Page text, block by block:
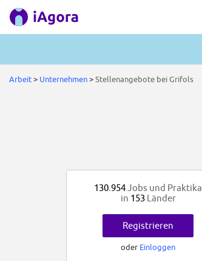
Arbeit> Unternehmen>Stellenangebote bei Grifols
130.954Jobs und Praktika
in 153Länder
Registrieren
oder Einloggen